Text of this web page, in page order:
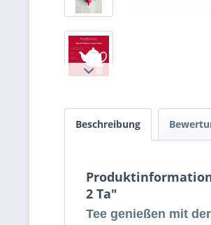
Beschreibung
2 Ta"
Tee genießen mit